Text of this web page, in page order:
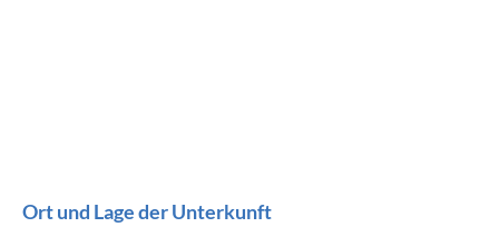
Ort und Lage der Unterkunft